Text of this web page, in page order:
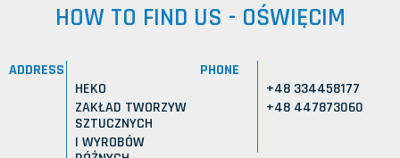
HOW TO FIND US - OŚWIĘCIM
ADDRESS
HEKO
ZAKŁAD TWORZYW
SZTUCZNYCH
I WYROBÓW
PHONE
+48 334458177
+48 447873060